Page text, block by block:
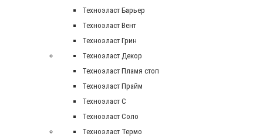
Техноэласт Барьер
Техноэласт Вент
Техноэласт Грин
Техноэласт Декор
Техноэласт Пламя стоп
Техноэласт Прайм
Техноэласт С
Техноэласт Соло
Техноэласт Термо